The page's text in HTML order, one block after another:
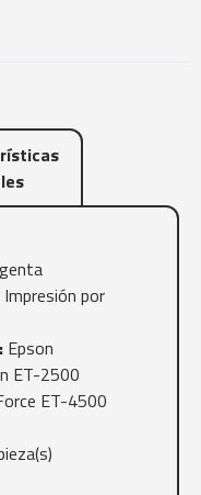
Impresión por
Epson
ET-2500
ET-4500